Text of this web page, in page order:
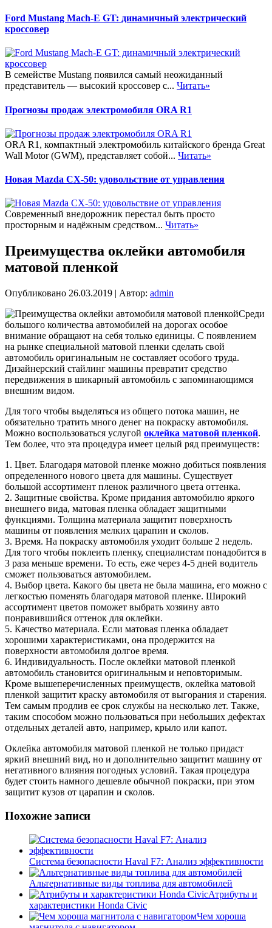
Ford Mustang Mach-E GT: динамичный электрический
кроссовер
В семействе Mustang появился самый неожиданный
представитель — высокий кроссовер с... Читать»
Прогнозы продаж электромобиля ORA R1
ORA R1, компактный электромобиль китайского бренда Great
Wall Motor (GWM), представляет собой... Читать»
Новая Mazda CX-50: удовольствие от управления
Современный внедорожник перестал быть просто
просторным и надёжным средством... Читать»
Преимущества оклейки автомобиля
матовой пленкой
Опубликовано 26.03.2019 | Автор: admin
Среди
большого количества автомобилей на дорогах особое
внимание обращают на себя только единицы. С появлением
на рынке специальной матовой пленки сделать свой
автомобиль оригинальным не составляет особого труда.
Дизайнерский стайлинг машины превратит средство
передвижения в шикарный автомобиль с запоминающимся
внешним видом.
Для того чтобы выделяться из общего потока машин, не
обязательно тратить много денег на покраску автомобиля.
Можно воспользоваться услугой оклейка матовой пленкой.
Тем более, что эта процедура имеет целый ряд преимуществ:
1. Цвет. Благодаря матовой пленке можно добиться появления
определенного нового цвета для машины. Существует
большой ассортимент пленок различного цвета оттенка.
2. Защитные свойства. Кроме придания автомобилю яркого
внешнего вида, матовая пленка обладает защитными
функциями. Толщина материала защитит поверхность
машины от появления мелких царапин и сколов.
3. Время. На покраску автомобиля уходит больше 2 недель.
Для того чтобы поклеить пленку, специалистам понадобится в
3 раза меньше времени. То есть, еже через 4-5 дней водитель
сможет пользоваться автомобилем.
4. Выбор цвета. Какого бы цвета не была машина, его можно с
легкостью поменять благодаря матовой пленке. Широкий
ассортимент цветов поможет выбрать хозяину авто
понравившийся оттенок для оклейки.
5. Качество материала. Если матовая пленка обладает
хорошими характеристиками, она продержится на
поверхности автомобиля долгое время.
6. Индивидуальность. После оклейки матовой пленкой
автомобиль становится оригинальным и неповторимым.
Кроме вышеперечисленных преимуществ, оклейка матовой
пленкой защитит краску автомобиля от выгорания и старения.
Тем самым продлив ее срок службы на несколько лет. Также,
таким способом можно пользоваться при небольших дефектах
отдельных деталей авто, например, крыло или капот.
Оклейка автомобиля матовой пленкой не только придаст
яркий внешний вид, но и дополнительно защитит машину от
негативного влияния погодных условий. Такая процедура
будет стоить намного дешевле обычной покраски, при этом
защитит кузов от царапин и сколов.
Похожие записи
Система безопасности Haval F7: Анализ эффективности
Альтернативные виды топлива для автомобилей
Атрибуты и
характеристики Honda Civic
Чем хороша